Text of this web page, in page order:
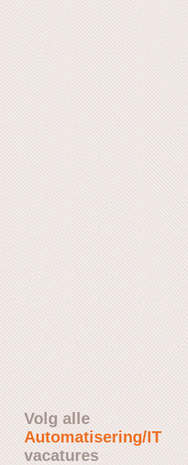
Volg alle
Automatisering/IT
vacatures